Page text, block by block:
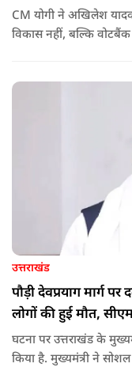
CM योगी ने अखिलेश
विकास नहीं, बल्कि वोटबैंक
उत्तराखंड
पौड़ी देवप्रयाग मार्ग
लोगों की हुई मौत,
घटना पर उत्तराखंड के
किया है. मुख्यमंत्री ने सोशल